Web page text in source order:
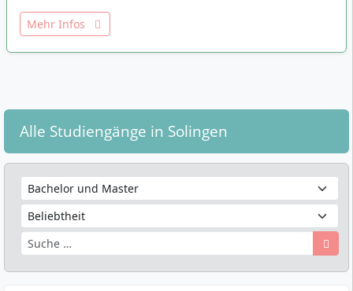
Mehr Infos
Alle Studiengänge in Solingen